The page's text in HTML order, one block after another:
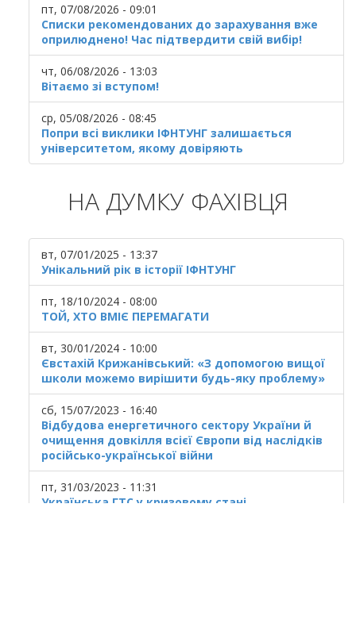
пт, 07/08/2026 - 09:01
Списки рекомендованих до зарахування вже
оприлюднено! Час підтвердити свій вибір!
чт, 06/08/2026 - 13:03
Вітаємо зі вступом!
ср, 05/08/2026 - 08:45
Попри всі виклики ІФНТУНГ залишається
університетом, якому довіряють
НА ДУМКУ ФАХІВЦЯ
вт, 07/01/2025 - 13:37
Унікальний рік в історії ІФНТУНГ
пт, 18/10/2024 - 08:00
ТОЙ, ХТО ВМІЄ ПЕРЕМАГАТИ
вт, 30/01/2024 - 10:00
Євстахій Крижанівський: «З допомогою вищої
школи можемо вирішити будь-яку проблему»
сб, 15/07/2023 - 16:40
Відбудова енергетичного сектору України й
очищення довкілля всієї Європи від наслідків
російсько-української війни
пт, 31/03/2023 - 11:31
Українська ГТС у кризовому стані